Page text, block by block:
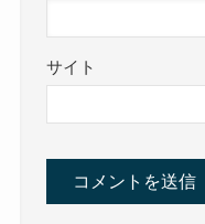
サイト